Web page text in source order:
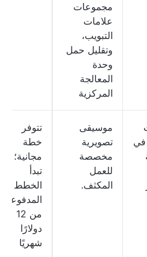
مجموعات
علامات
التبويب،
وتقليل حمل
وحدة
المعالجة
المركزية
في
موسيقى
تصويرية
مخصصة
للعمل
المكثف.
تتوفر
خطة
مجانية؛
تبدأ
الخطط
المدفوعة
من 12
دولارًا
شهريًا